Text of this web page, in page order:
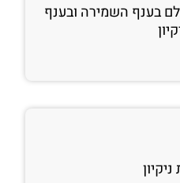
בענף השמירה ובענף